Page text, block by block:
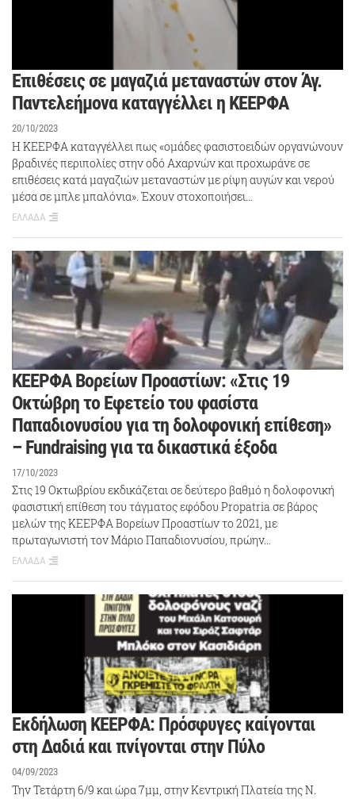
Επιθέσεις σε μαγαζιά μεταναστών στον Άγ.
Παντελεήμονα καταγγέλλει η ΚΕΕΡΦΑ
20/10/2023
Η ΚΕΕΡΦΑ καταγγέλλει πως «ομάδες φασιστοειδών οργανώνουν
βραδινές περιπολίες στην οδό Αχαρνών και προχωράνε σε
επιθέσεις κατά μαγαζιών μεταναστών με ρίψη αυγών και νερού
μέσα σε μπλε μπαλόνια». Έχουν στοχοποιήσει…
ΕΛΛΑΔΑ
ΚΕΕΡΦΑ Βορείων Προαστίων: «Στις 19
Οκτώβρη το Εφετείο του φασίστα
Παπαδιονυσίου για τη δολοφονική επίθεση»
– Fundraising για τα δικαστικά έξοδα
17/10/2023
Στις 19 Οκτωβρίου εκδικάζεται σε δεύτερο βαθμό η δολοφονική
φασιστική επίθεση του τάγματος εφόδου Propatria σε βάρος
μελών της ΚΕΕΡΦΑ Βορείων Προαστίων το 2021, με
πρωταγωνιστή τον Μάριο Παπαδιονυσίου, πρώην…
ΕΛΛΑΔΑ
Εκδήλωση ΚΕΕΡΦΑ: Πρόσφυγες καίγονται
στη Δαδιά και πνίγονται στην Πύλο
04/09/2023
Την Τετάρτη 6/9 και ώρα 7μμ, στην Κεντρική Πλατεία της Ν.